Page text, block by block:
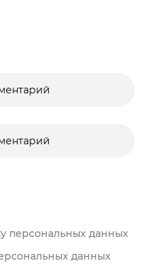
персональных данных
данных